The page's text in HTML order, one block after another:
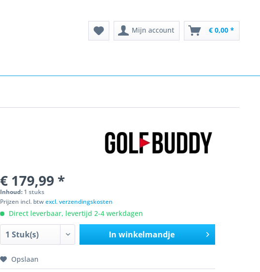
Mijn account € 0,00 *
€ 179,99 *
Inhoud: 1 stuks
Prijzen incl. btwexcl. verzendingskosten
Direct leverbaar, levertijd 2-4 werkdagen
In winkelmandje
Opslaan